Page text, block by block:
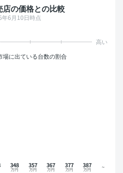
店の価格との比較
年6月10日時点
場に出ている台数の割合
348 357 367 377 387